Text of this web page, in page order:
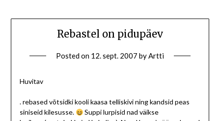
Rebastel on pidupäev
Posted on 12. sept. 2007 byArtti
Huvitav
. rebased võtsidki kooli kaasa telliskivi ning kandsid peas
siniseid kilesusse.
Suppi lurpisid nad väikse